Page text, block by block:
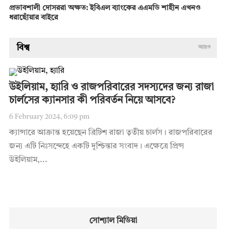
প্রভাবশালী দোসররা অক্ষত: ইবিএল ব্যাংকের এএমডি শাহীন এখনও
ধরাছোঁয়ার বাইরে
বিশ্ব আরও
উইলিয়াম, হ্যারি ও রাজপরিবারের সদস্যদের জন্য রাজা
চার্লসের ক্যানসার কী পরিবর্তন নিয়ে আসবে?
6 February 2024, 6:09 pm
ক্যান্সারে আক্রান্ত হয়েছেন ব্রিটিশ রাজা তৃতীয় চার্লস। রাজপরিবারের
জন্য এটি নিঃসন্দেহে একটি দুশ্চিন্তার সংবাদ। এক্ষেত্রে প্রিন্স
উইলিয়াম,...
সোশ্যাল মিডিয়া